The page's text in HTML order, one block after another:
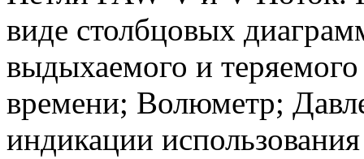
виде столбцовых
выдыхаемого и теряемого
времени; Волюметр;
индикации